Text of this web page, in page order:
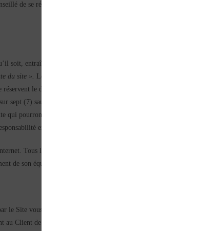
de se référer avant tout accès au Site à la dernière version des CGV
soit, entraîne l’acceptation sans réserve des présentes CGV. Cette
du site ».
Le Client déclare être âgé d’au moins 18 ans et avoir la
le droit de résilier tout Compte Personnel ouvert par un mineur
(7) sauf en cas de force majeure ou d’événement hors du contrôle
qui pourront être effectuées sans en avoir averti le Client au préalable.
exclusive.
Tous les logiciels et matériels nécessaires à l’utilisation ou au
de son équipement informatique et de son accès Internet.
le Site vous devez vous inscrire sur le Site et, ainsi créer votre Compte
Client de prendre toutes les dispositions nécessaires permettant de